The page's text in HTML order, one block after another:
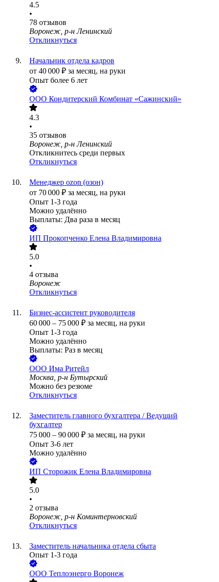
4.5
•
78 отзывов
Воронеж, р-н Ленинский
Откликнуться
Начальник отдела кадров
от 40 000 ₽ за месяц, на руки
Опыт более 6 лет
ООО Кондитерский Комбинат «Сажинский»
4.3
•
35 отзывов
Воронеж, р-н Ленинский
Откликнитесь среди первых
Откликнуться
Менеджер ozon (озон)
от 70 000 ₽ за месяц, на руки
Опыт 1-3 года
Можно удалённо
Выплаты: Два раза в месяц
ИП Прокопченко Елена Владимировна
5.0
•
4 отзыва
Воронеж
Откликнуться
Бизнес-ассистент руководителя
60 000 – 75 000 ₽ за месяц, на руки
Опыт 1-3 года
Можно удалённо
Выплаты: Раз в месяц
ООО Има Ритейл
Москва, р-н Бутырский
Можно без резюме
Откликнуться
Заместитель главного бухгалтера / Ведущий
бухгалтер
75 000 – 90 000 ₽ за месяц, на руки
Опыт 3-6 лет
Можно удалённо
ИП Сторожик Елена Владимировна
5.0
•
2 отзыва
Воронеж, р-н Коминтерновский
Откликнуться
Заместитель начальника отдела сбыта
Опыт 1-3 года
ООО Теплоэнерго Воронеж